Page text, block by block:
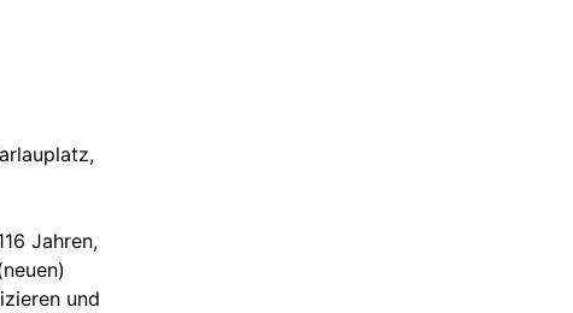
Jahren,
und